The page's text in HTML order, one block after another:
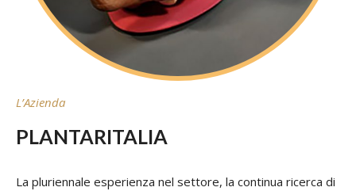
L’Azienda
PLANTARITALIA
La pluriennale esperienza nel settore, la continua ricerca di